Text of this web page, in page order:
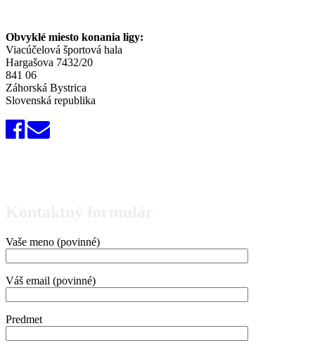
Obvyklé miesto konania ligy:
Viacúčelová športová hala
Hargašova 7432/20
841 06
Záhorská Bystrica
Slovenská republika
Vaše meno (povinné)
Váš email (povinné)
Predmet